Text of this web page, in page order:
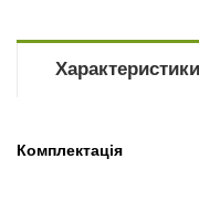
Характеристики
Комплектація